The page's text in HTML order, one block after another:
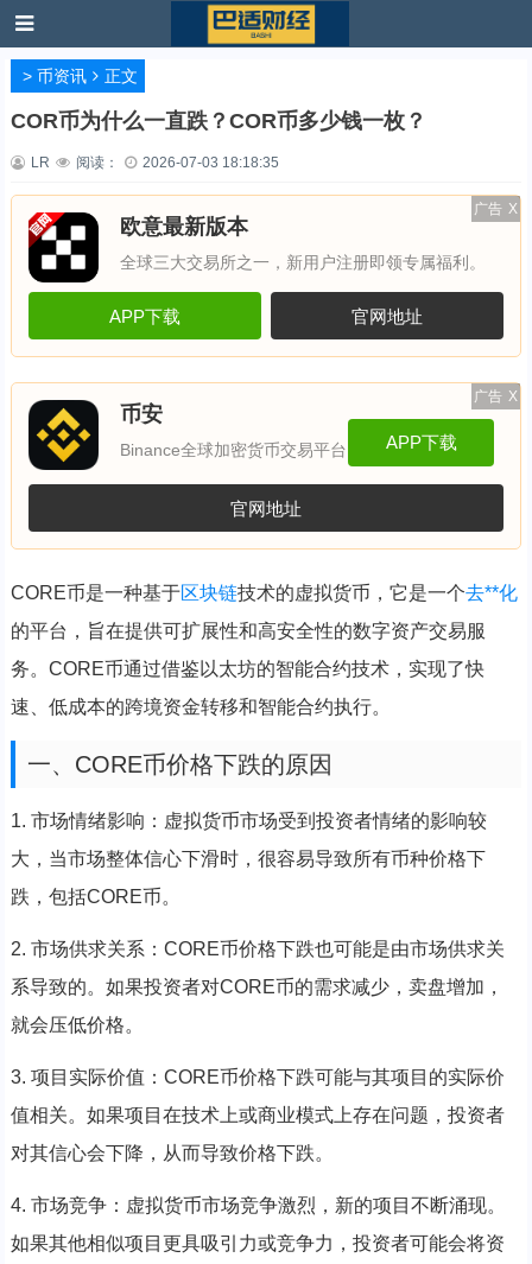
> 币资讯 正文
COR币为什么一直跌？COR币多少钱一枚？
LR 阅读： 2026-07-03 18:18:35
广告 X
欧意最新版本
全球三大交易所之一，新用户注册即领专属福利。
APP下载 官网地址
广告 X
币安
Binance全球加密货币交易平台 APP下载
官网地址
CORE币是一种基于区块链技术的虚拟货币，它是一个去**化
的平台，旨在提供可扩展性和高安全性的数字资产交易服
务。CORE币通过借鉴以太坊的智能合约技术，实现了快
速、低成本的跨境资金转移和智能合约执行。
一、CORE币价格下跌的原因
1. 市场情绪影响：虚拟货币市场受到投资者情绪的影响较
大，当市场整体信心下滑时，很容易导致所有币种价格下
跌，包括CORE币。
2. 市场供求关系：CORE币价格下跌也可能是由市场供求关
系导致的。如果投资者对CORE币的需求减少，卖盘增加，
就会压低价格。
3. 项目实际价值：CORE币价格下跌可能与其项目的实际价
值相关。如果项目在技术上或商业模式上存在问题，投资者
对其信心会下降，从而导致价格下跌。
4. 市场竞争：虚拟货币市场竞争激烈，新的项目不断涌现。
如果其他相似项目更具吸引力或竞争力，投资者可能会将资